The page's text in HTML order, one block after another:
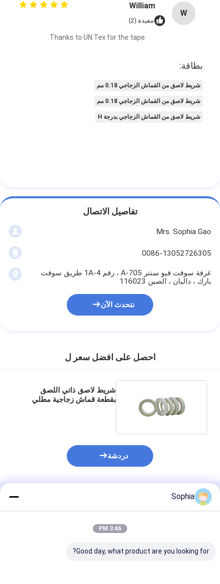
شريط لاصق من القماش
شريط لاصق مزدوج الجوانب
الشريط اللاصق PET
صب الاستثمار الدقيق
لوح العزل الكهربائي
W
William
مفيدة (2)
Thanks to UN.Tex for the tape.
بطاقة:
شريط لاصق من القماش الزجاجي 0.18 مم
شريط لاصق من القماش الزجاجي 0.18 مم
شريط لاصق من القماش الزجاجي بدرجة H
تفاصيل الاتصال
Mrs. Sophia Gao
0086-13052726305
غرفة سوفت فيو سنتر A-705 ، رقم 1A-4 طريق سوفت
بارك ، داليان ، الصين 116023
نتحدث الآن
احصل على افضل سعر ل
شريط لاصق ذاتي اللصق
بقطعة قماش زجاجية مطلي
دردشة
المنتجات الموصى بها
Sophia
3:46 PM
Good day, what product are you looking for?